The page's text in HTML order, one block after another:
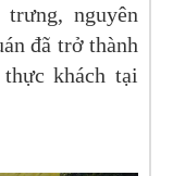
nguyên
đã trở thành
khách tại